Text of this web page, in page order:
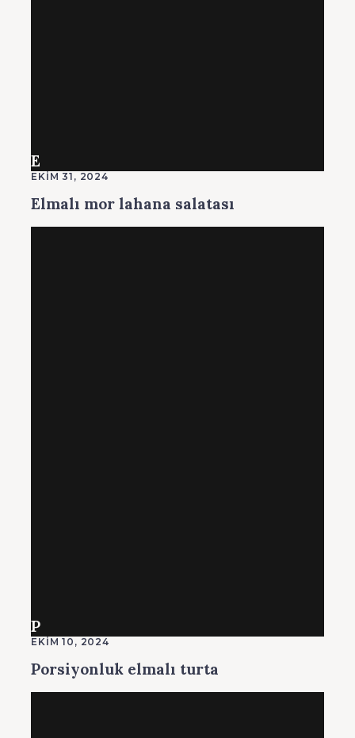
E
EKIM 31, 2024
Elmalı mor lahana salatası
P
EKIM 10, 2024
Porsiyonluk elmalı turta